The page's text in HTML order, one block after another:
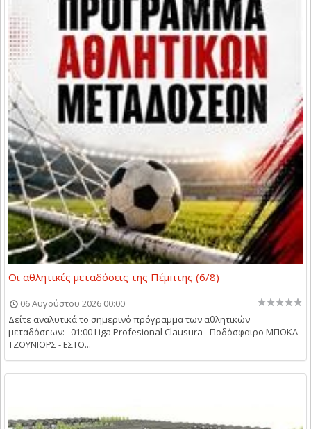
Οι αθλητικές μεταδόσεις της Πέμπτης (6/8)
06 Αυγούστου 2026 00:00
Δείτε αναλυτικά το σημερινό πρόγραμμα των αθλητικών
μεταδόσεων: 01:00 Liga Profesional Clausura - Ποδόσφαιρο ΜΠΟΚΑ
ΤΖΟΥΝΙΟΡΣ - ΕΣΤΟ...